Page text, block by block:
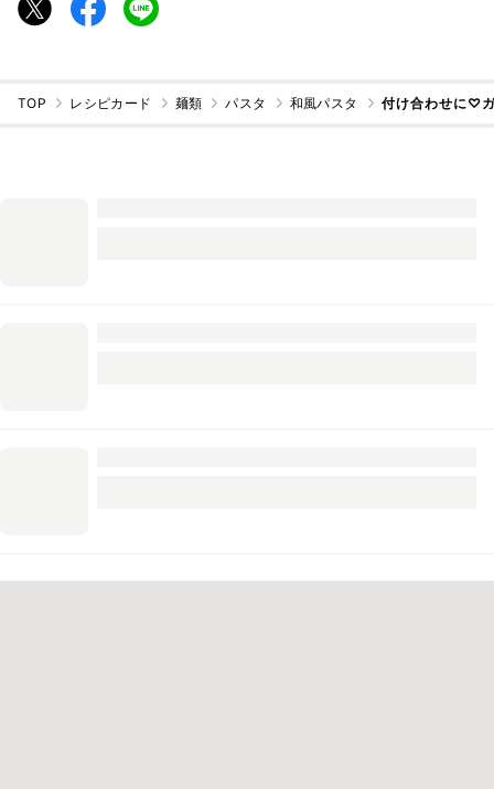
TOP レシピカード 麺類 パスタ 和風パスタ 付け合わせに♡